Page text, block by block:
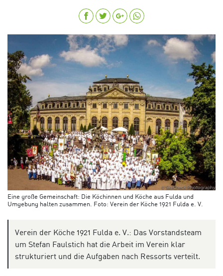
Eine große Gemeinschaft: Die Köchinnen und Köche aus Fulda und
Umgebung halten zusammen. Foto: Verein der Köche 1921 Fulda e. V.
Verein der Köche 1921 Fulda e. V.: Das Vorstandsteam
um Stefan Faulstich hat die Arbeit im Verein klar
strukturiert und die Aufgaben nach Ressorts verteilt.